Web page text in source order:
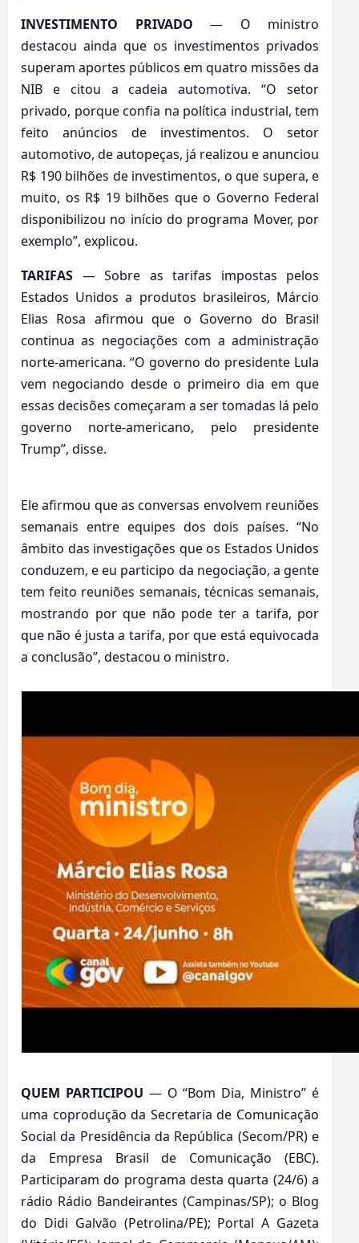
INVESTIMENTO PRIVADO — O ministro
destacou ainda que os investimentos privados
superam aportes públicos em quatro missões da
NIB e citou a cadeia automotiva. “O setor
privado, porque confia na política industrial, tem
feito anúncios de investimentos. O setor
automotivo, de autopeças, já realizou e anunciou
R$ 190 bilhões de investimentos, o que supera, e
muito, os R$ 19 bilhões que o Governo Federal
disponibilizou no início do programa Mover, por
exemplo”, explicou.
TARIFAS — Sobre as tarifas impostas pelos
Estados Unidos a produtos brasileiros, Márcio
Elias Rosa afirmou que o Governo do Brasil
continua as negociações com a administração
norte-americana. “O governo do presidente Lula
vem negociando desde o primeiro dia em que
essas decisões começaram a ser tomadas lá pelo
governo norte-americano, pelo presidente
Trump”, disse.
Ele afirmou que as conversas envolvem reuniões
semanais entre equipes dos dois países. “No
âmbito das investigações que os Estados Unidos
conduzem, e eu participo da negociação, a gente
tem feito reuniões semanais, técnicas semanais,
mostrando por que não pode ter a tarifa, por
que não é justa a tarifa, por que está equivocada
a conclusão”, destacou o ministro.
QUEM PARTICIPOU — O “Bom Dia, Ministro” é
uma coprodução da Secretaria de Comunicação
Social da Presidência da República (Secom/PR) e
da Empresa Brasil de Comunicação (EBC).
Participaram do programa desta quarta (24/6) a
rádio Rádio Bandeirantes (Campinas/SP); o Blog
do Didi Galvão (Petrolina/PE); Portal A Gazeta